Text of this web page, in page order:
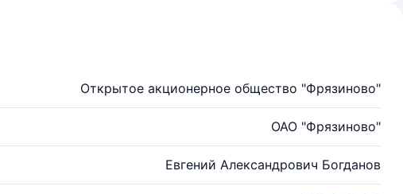
Открытое акционерное общество "Фрязиново"
ОАО "Фрязиново"
Евгений Александрович Богданов